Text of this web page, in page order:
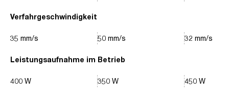
Verfahrgeschwindigkeit
Leistungsaufnahme im Betrieb
35 mm/s
400 W
50 mm/s
350 W
32 mm/s
450 W